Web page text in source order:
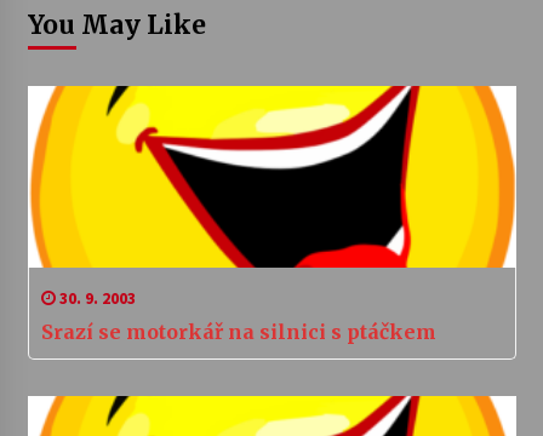
You May Like
30. 9. 2003
Srazí se motorkář na silnici s ptáčkem